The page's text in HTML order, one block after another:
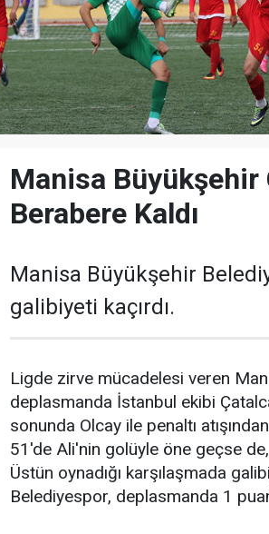
Manisa Büyükşehir
Berabere Kaldı
Manisa Büyükşehir
galibiyeti kaçırdı.
Ligde zirve mücadelesi veren
deplasmanda İstanbul ekibi
sonunda Olcay ile penaltı
51'de Ali'nin golüyle öne geçse de,
Üstün oynadığı karşılaşmada
Belediyespor, deplasmanda 1